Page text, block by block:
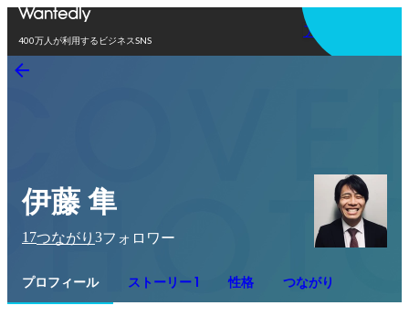
400万人が利用するビジネスSNS
アプリを使う
伊藤 隼
17つながり 3フォロワー
プロフィール ストーリー 1 性格 つながり